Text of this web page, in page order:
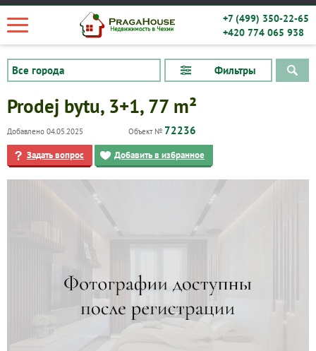
+7 (499) 350-22-65
+420 774 065 938
Фильтры
Квартиры
Prodej bytu, 3+1, 77 m²
Добавлено 04.05.2025 Объект № 72236
Задать вопрос Добавить в избранное